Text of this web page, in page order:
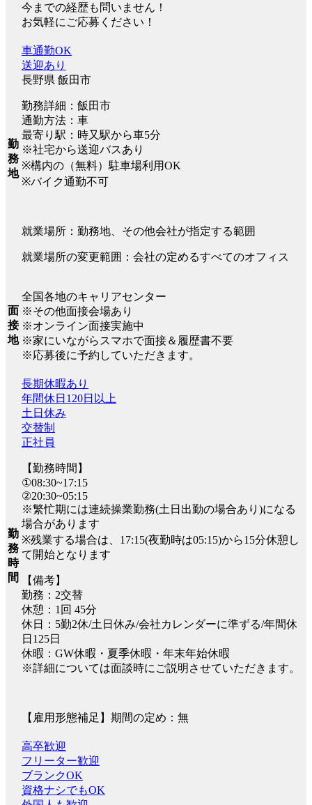
今までの経歴も問いません！
お気軽にご応募ください！
勤
務
地
車通勤OK
送迎あり
長野県 飯田市
勤務詳細：飯田市
通勤方法：車
最寄り駅：時又駅から車5分
※社宅から送迎バスあり
※構内の（無料）駐車場利用OK
※バイク通勤不可
就業場所：勤務地、その他会社が指定する範囲
就業場所の変更範囲：会社の定めるすべてのオフィス
面
接
地
全国各地のキャリアセンター
※その他面接会場あり
※オンライン面接実施中
※家にいながらスマホで面接＆履歴書不要
※応募後に予約していただきます。
勤
務
時
間
長期休暇あり
年間休日120日以上
土日休み
交替制
正社員
【勤務時間】
①08:30~17:15
②20:30~05:15
※繁忙期には連続操業勤務(土日出勤の場合あり)になる
場合があります
※残業する場合は、17:15(夜勤時は05:15)から15分休憩し
て開始となります
【備考】
勤務：2交替
休憩：1回 45分
休日：5勤2休/土日休み/会社カレンダーに準ずる/年間休
日125日
休暇：GW休暇・夏季休暇・年末年始休暇
※詳細については面談時にご説明させていただきます。
【雇用形態補足】期間の定め：無
高卒歓迎
フリーター歓迎
ブランクOK
資格ナシでもOK